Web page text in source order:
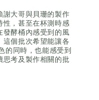
謝大哥與貝珊的製作
性，甚至在杯測時感
發酵桶內感受到的風
這個批次希望能讓各
的同時，也能感受到
思考及製作相關的批